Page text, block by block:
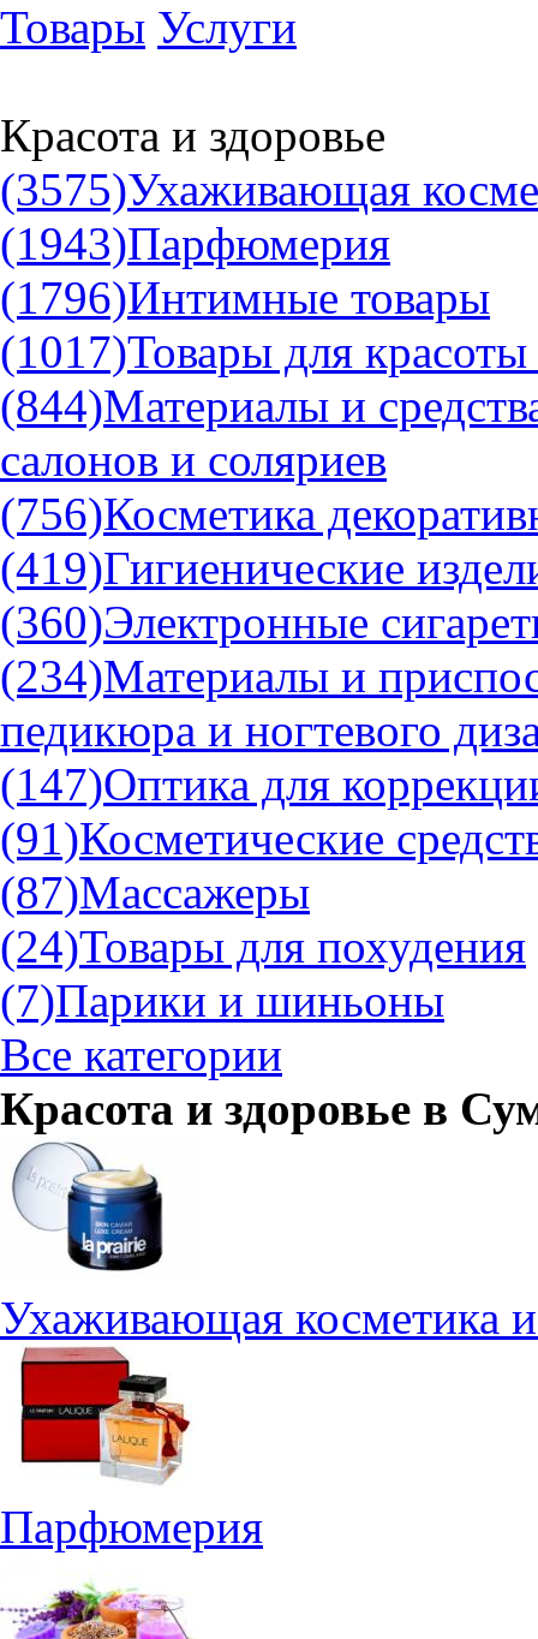
Товары Услуги
Красота и здоровье
(3575)Ухаживающая
(1943)Парфюмерия
(1796)Интимные товары
(1017)Товары для
(844)Материалы и
салонов и соляриев
(756)Косметика
(419)Гигиенические
(360)Электронные
(234)Материалы и
педикюра и ногтевого
(147)Оптика для
(91)Косметические
(87)Массажеры
(24)Товары для похудения
(7)Парики и шиньоны
Все категории
Красота и здоровье в
Ухаживающая косметика и
Парфюмерия